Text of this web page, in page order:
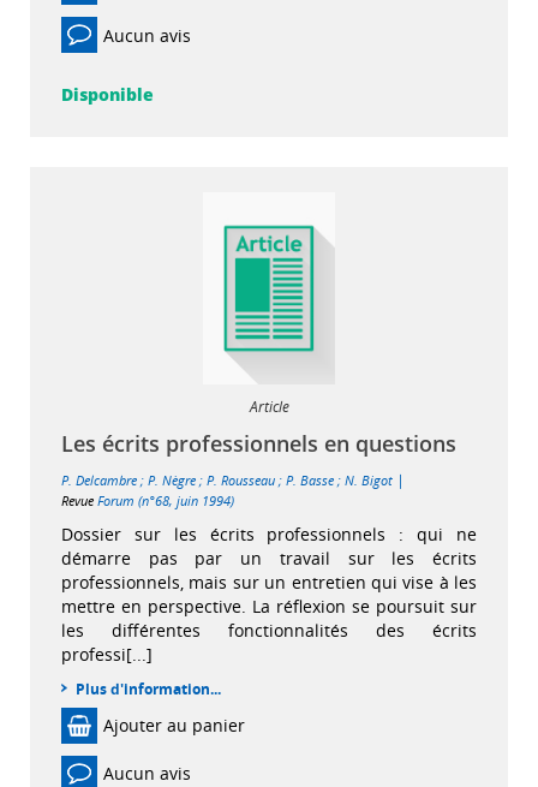
Aucun avis
Disponible
Article
Les écrits professionnels en questions
P. Delcambre ; P. Nègre ; P. Rousseau ; P. Basse ; N. Bigot |
Revue Forum (n°68, juin 1994)
Dossier sur les écrits professionnels : qui ne
démarre pas par un travail sur les écrits
professionnels, mais sur un entretien qui vise à les
mettre en perspective. La réflexion se poursuit sur
les différentes fonctionnalités des écrits
professi[...]
Plus d'information...
Ajouter au panier
Aucun avis